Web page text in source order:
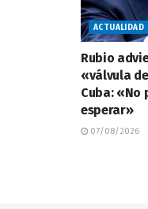
ACTUALIDAD
Rubio
«válvula
Cuba: «No
esperar»
07/08/2026